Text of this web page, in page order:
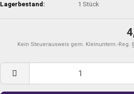
Lagerbestand: 1 Stück
Kein Steuerausweis gem. Kleinuntern.-Reg.